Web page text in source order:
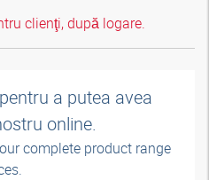
clienţi, după logare.
a putea avea
online.
complete product range